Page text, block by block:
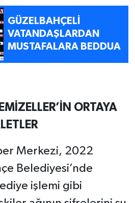
GÜZELBAHÇELİ
VATANDAŞLARDAN
MUSTAFALARA BEDDUA
ORTAYA
Merkezi, 2022
Belediyesi’nde
işlemi gibi